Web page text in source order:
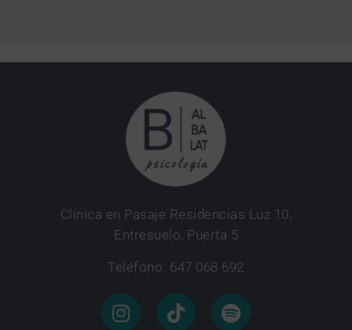
Clínica en Pasaje Residencias Luz 10,
Entresuelo, Puerta 5
Teléfono: 647 068 692